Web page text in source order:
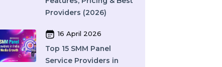
WhatsApp Business API
Complete Guide to
Features, Pricing & Best
Providers (2026)